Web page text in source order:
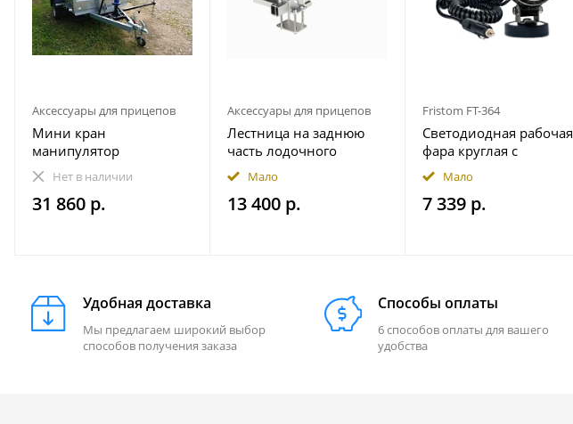
Аксессуары для прицепов
Мини кран
манипулятор
гидравлический прицеп
1000 кг пикап
Нет в наличии
31 860 р.
Аксессуары для прицепов
Лестница на заднюю
часть лодочного
прицепа
490.230.000.000-01
Практик (правая - по
Мало
13 400 р.
Fristom FT-364
Светодиодная рабочая
фара круглая с
широким световым
потоком мощность
2500 лм на магнитном
Мало
7 339 р.
Удобная доставка
Мы предлагаем широкий выбор
способов получения заказа
Способы оплаты
6 способов оплаты для вашего
удобства